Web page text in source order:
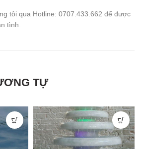
tôi qua Hotline: 0707.433.662 để được
tình.
TỰ